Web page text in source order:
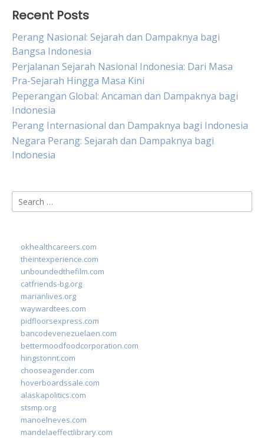
Recent Posts
Perang Nasional: Sejarah dan Dampaknya bagi
Bangsa Indonesia
Perjalanan Sejarah Nasional Indonesia: Dari Masa
Pra-Sejarah Hingga Masa Kini
Peperangan Global: Ancaman dan Dampaknya bagi
Indonesia
Perang Internasional dan Dampaknya bagi Indonesia
Negara Perang: Sejarah dan Dampaknya bagi
Indonesia
Search
for:
okhealthcareers.com
theintexperience.com
unboundedthefilm.com
catfriends-bg.org
marianlives.org
waywardtees.com
pidfloorsexpress.com
bancodevenezuelaen.com
bettermoodfoodcorporation.com
hingstonnt.com
chooseagender.com
hoverboardssale.com
alaskapolitics.com
stsmp.org
manoelneves.com
mandelaeffectlibrary.com